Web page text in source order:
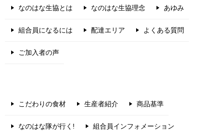
なのはな生協とは なのはな生協理念 あゆみ
組合員になるには 配達エリア よくある質問
ご加入者の声
こだわりの食材 生産者紹介 商品基準
なのはな隊が行く! 組合員インフォメーション